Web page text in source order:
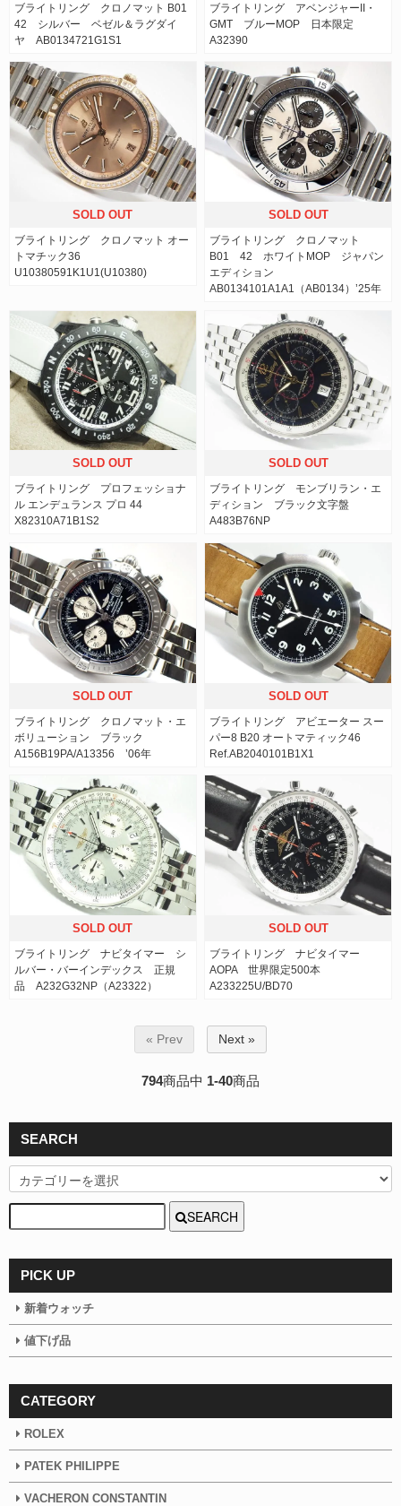
ブライトリング クロノマット B01
42 シルバー ベゼル＆ラグダイ
ヤ AB0134721G1S1
ブライトリング アベンジャーII・
GMT ブルーMOP 日本限定
A32390
SOLD OUT
ブライトリング クロノマット オー
トマチック36
U10380591K1U1(U10380)
SOLD OUT
ブライトリング クロノマット
B01 42 ホワイトMOP ジャパン
エディション
AB0134101A1A1（AB0134）’25年
SOLD OUT
ブライトリング プロフェッショナ
ル エンデュランス プロ 44
X82310A71B1S2
SOLD OUT
ブライトリング モンブリラン・エ
ディション ブラック文字盤
A483B76NP
SOLD OUT
ブライトリング クロノマット・エ
ボリューション ブラック
A156B19PA/A13356 ’06年
SOLD OUT
ブライトリング アビエーター スー
パー8 B20 オートマティック46
Ref.AB2040101B1X1
SOLD OUT
ブライトリング ナビタイマー シ
ルバー・バーインデックス 正規
品 A232G32NP（A23322）
SOLD OUT
ブライトリング ナビタイマー
AOPA 世界限定500本
A233225U/BD70
« Prev Next »
794商品中 1-40商品
SEARCH
SEARCH
PICK UP
新着ウォッチ
値下げ品
CATEGORY
ROLEX
PATEK PHILIPPE
VACHERON CONSTANTIN